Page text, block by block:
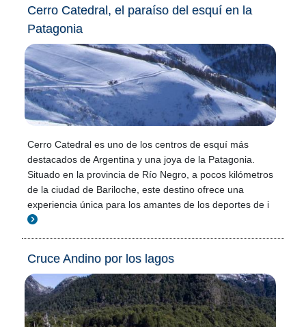
Cerro Catedral, el paraíso del esquí en la
Patagonia
Cerro Catedral es uno de los centros de esquí más
destacados de Argentina y una joya de la Patagonia.
Situado en la provincia de Río Negro, a pocos kilómetros
de la ciudad de Bariloche, este destino ofrece una
experiencia única para los amantes de los deportes de i
Cruce Andino por los lagos